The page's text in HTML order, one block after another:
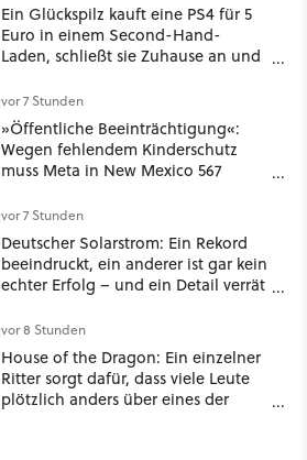
Ein Glückspilz kauft eine PS4 für 5
Euro in einem Second-Hand-
Laden, schließt sie Zuhause an und
funktionierende PlayStation [Best of
GameStar]
vor 7 Stunden
»Öffentliche Beeinträchtigung«:
Wegen fehlendem Kinderschutz
muss Meta in New Mexico 567
vor 7 Stunden
Deutscher Solarstrom: Ein Rekord
beeindruckt, ein anderer ist gar kein
echter Erfolg – und ein Detail verrät
jede Zahl
vor 8 Stunden
House of the Dragon: Ein einzelner
Ritter sorgt dafür, dass viele Leute
plötzlich anders über eines der